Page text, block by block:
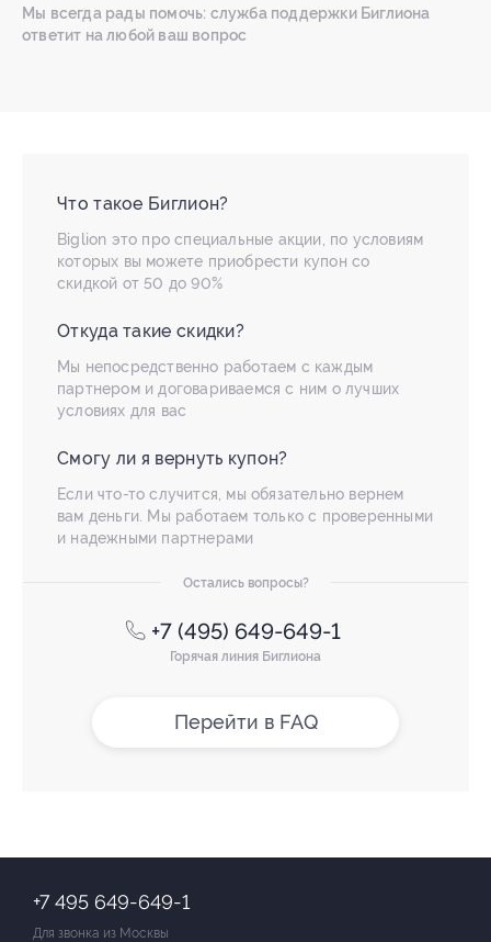
Мы всегда рады помочь: служба поддержки Биглиона
ответит на любой ваш вопрос
Что такое Биглион?
Biglion это про специальные акции, по условиям
которых вы можете приобрести купон со
скидкой от 50 до 90%
Откуда такие скидки?
Мы непосредственно работаем с каждым
партнером и договариваемся с ним о лучших
условиях для вас
Смогу ли я вернуть купон?
Если что-то случится, мы обязательно вернем
вам деньги. Мы работаем только с проверенными
и надежными партнерами
Остались вопросы?
+7 (495) 649-649-1
Горячая линия Биглиона
Перейти в FAQ
+7 495 649-649-1
Для звонка из Москвы